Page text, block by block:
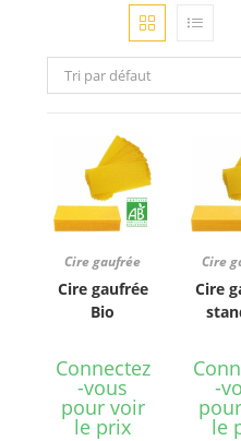
Tri par défaut
Cire gaufrée
Cire gaufrée
Bio
Connectez
-vous
pour voir
le prix
Cire
Cire
-
le